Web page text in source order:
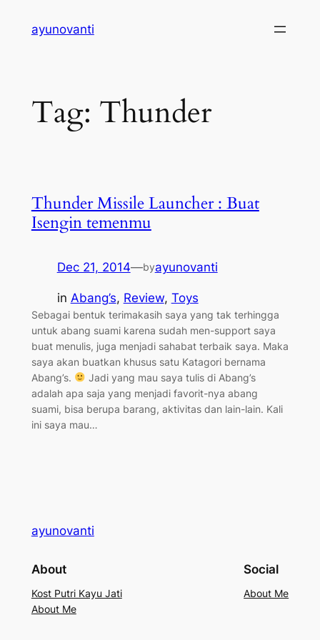
ayunovanti
Tag: Thunder
Thunder Missile Launcher : Buat
Isengin temenmu
Dec 21, 2014—byayunovanti
in Abang’s, Review, Toys
Sebagai bentuk terimakasih saya yang tak terhingga
untuk abang suami karena sudah men-support saya
buat menulis, juga menjadi sahabat terbaik saya. Maka
saya akan buatkan khusus satu Katagori bernama
Abang’s.
Jadi yang mau saya tulis di Abang’s
adalah apa saja yang menjadi favorit-nya abang
suami, bisa berupa barang, aktivitas dan lain-lain. Kali
ini saya mau…
ayunovanti
About
Kost Putri Kayu Jati
About Me
Social
About Me